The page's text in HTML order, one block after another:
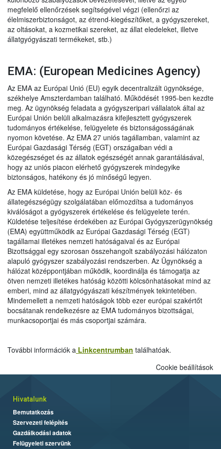
megfelelő ellenőrzések segítségével végzi (ellenőrzi az
élelmiszerbiztonságot, az étrend-kiegészítőket, a gyógyszereket,
az oltásokat, a kozmetikai szereket, az állat eledeleket, illetve
állatgyógyászati termékeket, stb.)
EMA: (European Medicines Agency)
Az EMA az Európai Unió (EU) egyik decentralizált ügynöksége,
székhelye Amszterdamban található. Működését 1995-ben kezdte
meg. Az ügynökség feladata a gyógyszeripari vállalatok által az
Európai Unión belüli alkalmazásra kifejlesztett gyógyszerek
tudományos értékelése, felügyelete és biztonságosságának
nyomon követése. Az EMA 27 uniós tagállamban, valamint az
Európai Gazdasági Térség (EGT) országaiban védi a
közegészséget és az állatok egészségét annak garantálásával,
hogy az uniós piacon elérhető gyógyszerek mindegyike
biztonságos, hatékony és jó minőségű legyen.
Az EMA küldetése, hogy az Európai Unión belüli köz- és
állategészségügy szolgálatában előmozdítsa a tudományos
kiválóságot a gyógyszerek értékelése és felügyelete terén.
Küldetése teljesítése érdekében az Európai Gyógyszerügynökség
(EMA) együttműködik az Európai Gazdasági Térség (EGT)
tagállamai illetékes nemzeti hatóságaival és az Európai
Bizottsággal egy szorosan összehangolt szabályozási hálózaton
alapuló gyógyszer szabályozási rendszerben. Az Ügynökség a
hálózat középpontjában működik, koordinálja és támogatja az
ötven nemzeti illetékes hatóság közötti kölcsönhatásokat mind az
emberi, mind az állatgyógyászati készítmények tekintetében.
Mindemellett a nemzeti hatóságok több ezer európai szakértőt
bocsátanak rendelkezésre az EMA tudományos bizottságai,
munkacsoportjai és más csoportjai számára.
További információk a Linkcentrumban találhatóak.
Cookie beállítások
Hivatalunk
Bemutatkozás
Szervezeti felépítés
Gazdálkodási adatok
Felügyeleti szervünk